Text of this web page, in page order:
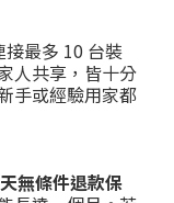
最多 10 台裝
人共享，皆十分
手或經驗用家都
無條件退款保